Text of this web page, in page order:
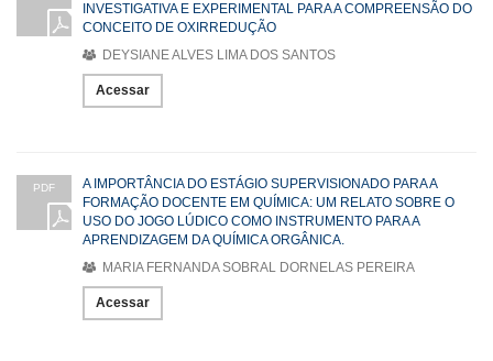
INVESTIGATIVA E EXPERIMENTAL PARA A COMPREENSÃO DO
CONCEITO DE OXIRREDUÇÃO
DEYSIANE ALVES LIMA DOS SANTOS
Acessar
PDF
A IMPORTÂNCIA DO ESTÁGIO SUPERVISIONADO PARA A
FORMAÇÃO DOCENTE EM QUÍMICA: UM RELATO SOBRE O
USO DO JOGO LÚDICO COMO INSTRUMENTO PARA A
APRENDIZAGEM DA QUÍMICA ORGÂNICA.
MARIA FERNANDA SOBRAL DORNELAS PEREIRA
Acessar